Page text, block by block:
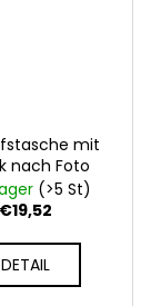
mit
nach Foto
(>5 St)
€19,52
DETAIL